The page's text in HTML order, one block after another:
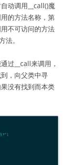
动调用__call()魔
的方法名称，第
不可访问的方法
法。
过__call来调用，
，向父类中寻
没有找到而本类